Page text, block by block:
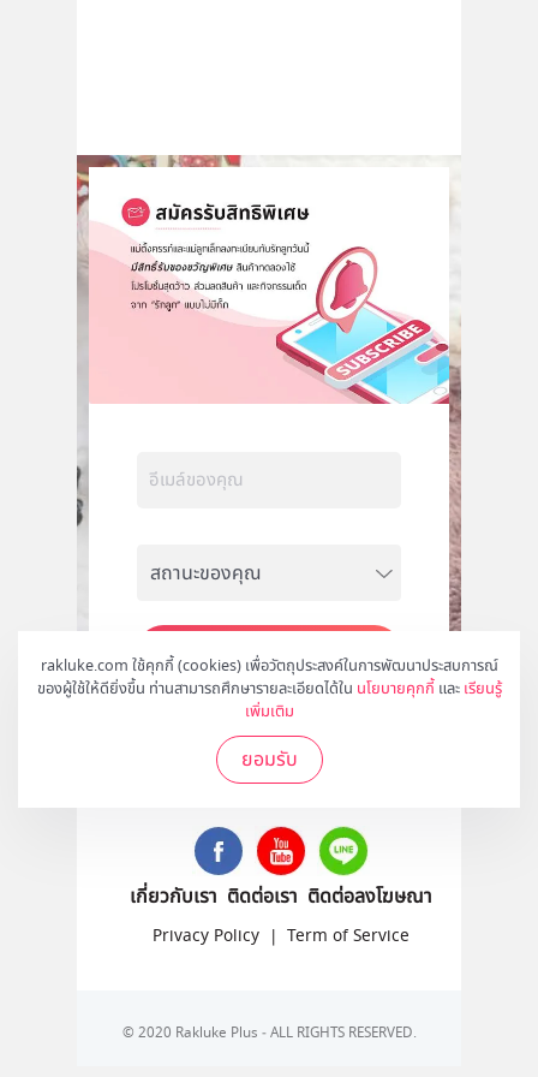
rakluke.com ใช้คุกกี้ (cookies) เพื่อวัตถุประสงค์ในการพัฒนาประสบการณ์
ของผู้ใช้ให้ดียิ่งขึ้น ท่านสามารถศึกษารายละเอียดได้ใน นโยบายคุกกี้ และ เรียนรู้
เพิ่มเติม
ยอมรับ
สมัคร
ติดตามเราได้ที่
เกี่ยวกับเรา ติดต่อเรา ติดต่อลงโฆษณา
Privacy Policy | Term of Service
© 2020 Rakluke Plus - ALL RIGHTS RESERVED.